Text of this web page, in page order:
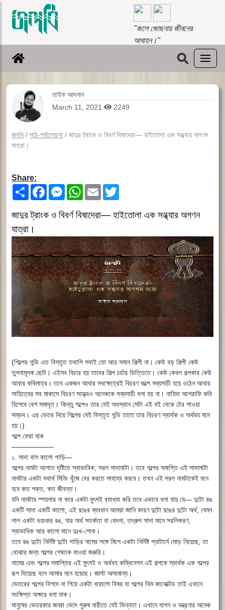
"জলে জোছনায় জীবনের
আবাহন।"
⚲
তাইফ আদনান
March 11, 2021 2249
জলধি/ পাঠ-পর্যালোচনা / জাদুর ট্রাংক ও বিবর্ণ বিষাদেরা― হাইতোলা এক সন্ধ্যার অগণন
যাত্রা।
Share:
ShareFacebookMessenger
WhatsApp
Email
জাদুর ট্রাংক ও বিবর্ণ বিষাদেরা― হাইতোলা এক সন্ধ্যার অগণন
যাত্রা।
(শিল্পের গন্ডি এত বিস্তৃত তথাপি সবাই তো আর সমান শিল্পী না। কেউ বড় শিল্পী কেউ
তুলনামূলক ছোট। এইসব বিচার হয় তাদের শিল্প চর্চার ভিত্তিতে। কেউ কেবল গল্পকার কেউ
আবার কবিমাত্র। তবে একজন আবার সবক্ষেত্রেই বিচরণ কল্পে সব্যসাচী হয়ে ওঠেন আবার
সাহিত্যের সব মাকামে বিচরণ সত্ত্বেও অনেককে সব্যসাচী বলা হয় না। নাহিদা আশরাফি কবি
হিশেবে বেশ সমাদৃত। কিন্তু গল্পেও তার যেই অবস্থান সেটা এই বই থেকে টের পাওয়া
সম্ভব। এর ভেতর দিয়ে শিল্পের যেই বিস্তৃত গন্ডি তাতে তার বিচরণ স্বার্থক ও অর্থবহ মনে
হয়।)
গল্পে ফেরা যাক
――――――
১. সাদা বাস কালো গাড়ি―
গল্পের নামটা আপাত দৃষ্টিতে স্বাভাবিক, সরল সাদামাটা। তবে গল্পের সমাপ্তি এই সাদামাটা
নামটার একটা যথার্থ মিনিং খুঁজে বের করতে সাহায্য করবে। তখন এই সরল নামটাকেই মনে
হবে কত শক্ত, কত জীবন্ত।
যদি নামটার স্পয়লার না করে একটা যুৎসই ব‍্যাখ্যা করি তবে এভাবে বলা যায় যে― দুটো রঙ
একটি সাদা একটি কালো, এই রঙের ব্যবধান আমরা জানি কারণ দুটো রঙের দুটো অর্থ, যেমন
লাল একটা ভয়ংকর রঙ, যার অর্থ সতর্কতা বা বেদনা, তদ্রুপ সাদা মানে সরলিকরণ,
স্বাভাবিক আর কালো মানে দুঃখ-শোক।
তবে রঙ দুটো নির্দিষ্ট দুটো গাড়ির নামের সঙ্গে মিশে একটা নির্দিষ্ট প্যাটার্নে মোড় নিয়েছে, তা
বোঝার জন্য গল্পের শেষতক যাওয়া জরুরি।
নামের এবং গল্পের সমাপ্তির এই যুৎসই ও অর্থবহ কম্বিনেশন এই গল্পকে স্বার্থক এক গল্পের
রূপ দিয়েছে বলে আমার মনে হয়েছে। জাস্ট অসামান্য।
ভেতরের গল্পের বিশদে না গিয়ে একটা ধারালো বিষয় যা গল্পের থিম কানেক্টেড তাই এখানে
সংক্ষিপ্ত অক্ষরে বলা যাক।
মানুষের ভেতরকার জনরা ভেদে পুরুষ নারীতে যেই ভিন্নতা। এখানে যাপন ও যন্ত্রণার অনেক